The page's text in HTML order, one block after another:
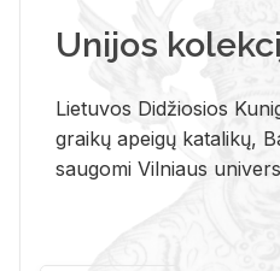
Unijos
Lietuvos Didžiosios
graikų apeigų katalikų,
saugomi Vilniaus